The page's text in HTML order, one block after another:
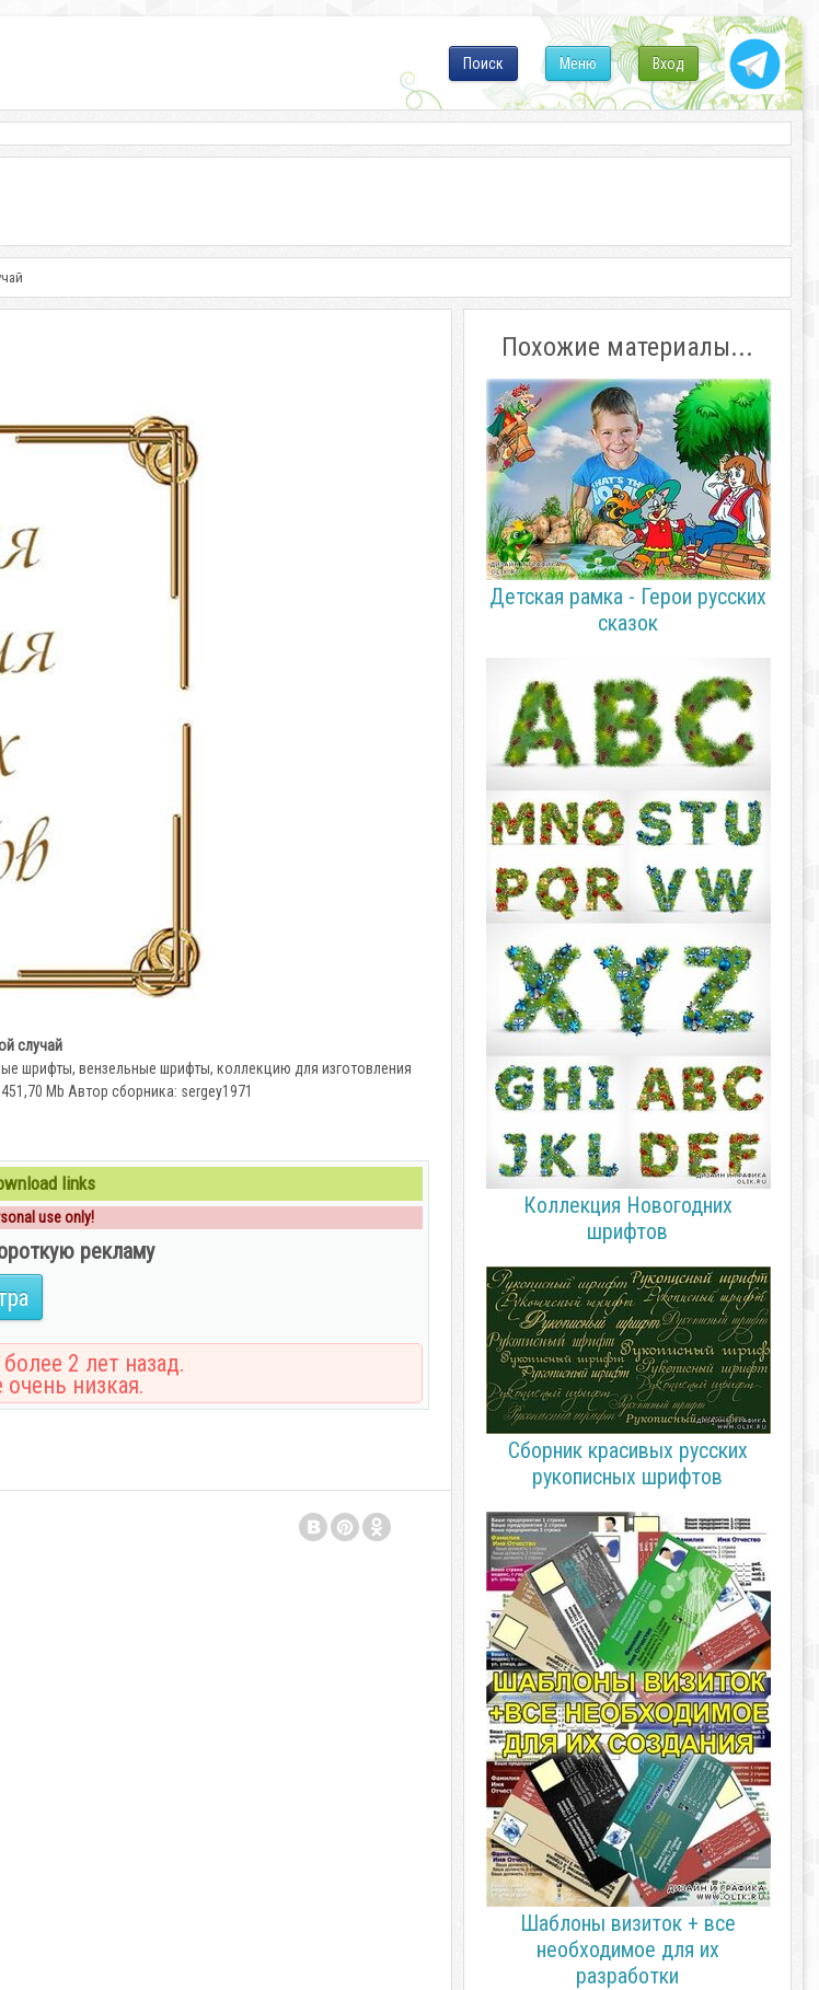
Вход
Меню
Поиск
случай
шрифты, вензельные шрифты, коллекцию для изготовления
Mb Автор сборника: sergey1971
links
use only!
рекламу
2 лет назад.
низкая.
Похожие материалы...
Детская рамка - Герои русских
сказок
Коллекция Новогодних
шрифтов
Сборник красивых русских
рукописных шрифтов
Шаблоны визиток + все
необходимое для их
разработки